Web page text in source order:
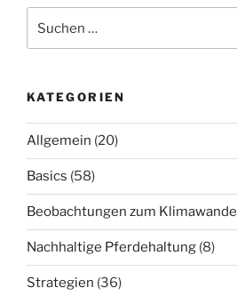
nach:
KATEGORIEN
Allgemein (20)
Basics (58)
Beobachtungen zum Klimawandel
Nachhaltige Pferdehaltung (8)
Strategien (36)